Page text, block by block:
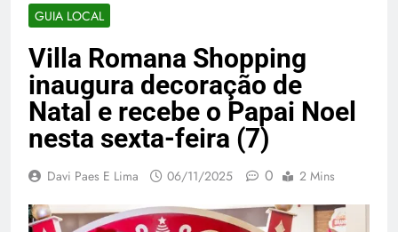
GUIA LOCAL
Villa Romana Shopping
inaugura decoração de
Natal e recebe o Papai Noel
nesta sexta-feira (7)
Davi Paes E Lima 06/11/2025 0 2 Mins